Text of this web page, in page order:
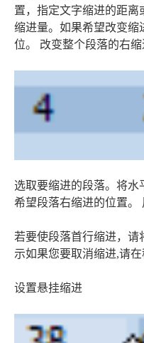
置，指定文字缩进的距离
缩进量。如果希望改变缩
位。 改变整个段落的右缩
选取要缩进的段落。将水
希望段落右缩进的位置。
若要使段落首行缩进，请
示如果您要取消缩进,请在
设置悬挂缩进